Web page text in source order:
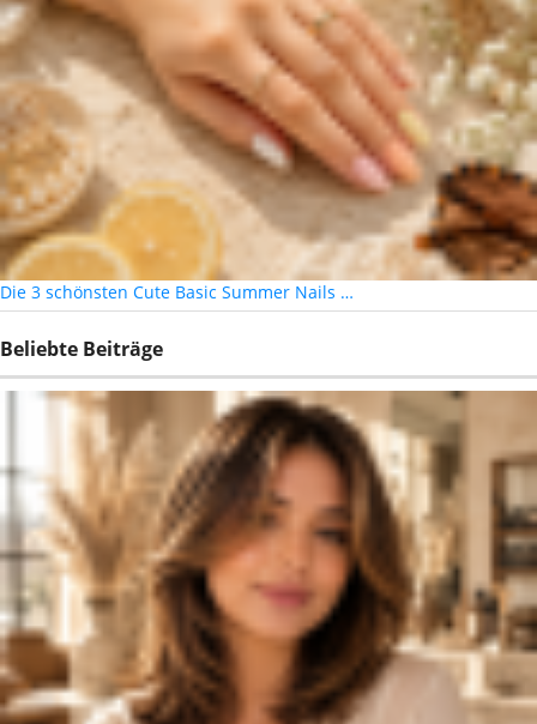
Die 3 schönsten Cute Basic Summer Nails …
Beliebte Beiträge